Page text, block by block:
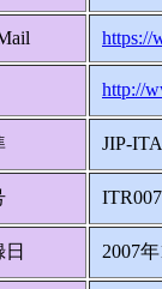
https://
http://
JIP-
ITR007
2007